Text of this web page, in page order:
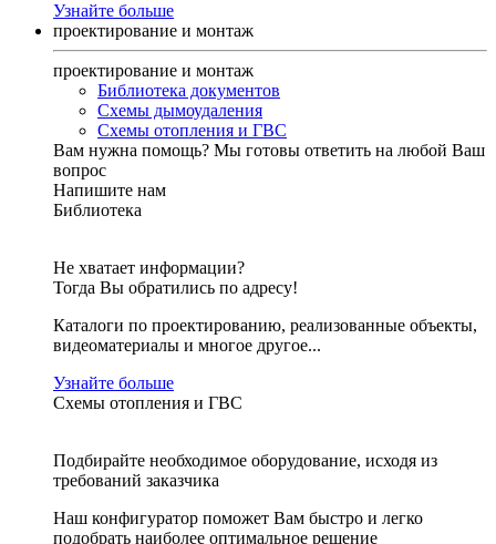
Узнайте больше
проектирование и монтаж
проектирование и монтаж
Библиотека документов
Схемы дымоудаления
Схемы отопления и ГВС
Вам нужна помощь? Мы готовы ответить на любой Ваш
вопрос
Напишите нам
Библиотека
Не хватает информации?
Тогда Вы обратились по адресу!
Каталоги по проектированию, реализованные объекты,
видеоматериалы и многое другое...
Узнайте больше
Схемы отопления и ГВС
Подбирайте необходимое оборудование, исходя из
требований заказчика
Наш конфигуратор поможет Вам быстро и легко
подобрать наиболее оптимальное решение